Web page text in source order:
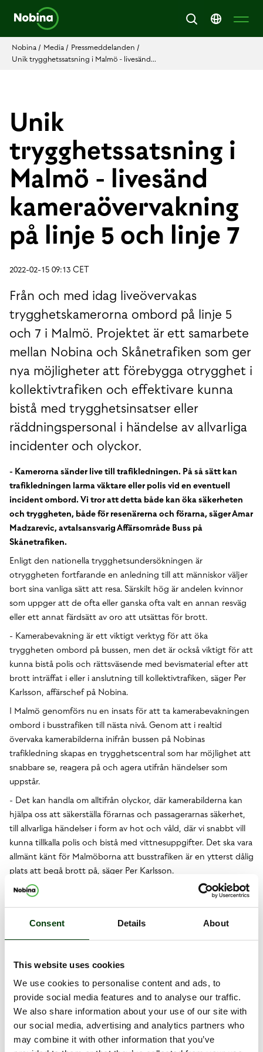
Consent Details About
This website uses cookies
We use cookies to personalise content and ads, to
provide social media features and to analyse our traffic.
We also share information about your use of our site with
our social media, advertising and analytics partners who
may combine it with other information that you’ve
Nobina / Media / Pressmeddelanden /
Unik trygghetssatsning i Malmö - livesänd...
Unik
trygghetssatsning i
Malmö - livesänd
kameraövervakning
på linje 5 och linje 7
2022-02-15 09:13 CET
Från och med idag liveövervakas
trygghetskamerorna ombord på linje 5
och 7 i Malmö. Projektet är ett samarbete
mellan Nobina och Skånetrafiken som ger
nya möjligheter att förebygga otrygghet i
kollektivtrafiken och effektivare kunna
bistå med trygghetsinsatser eller
räddningspersonal i händelse av allvarliga
incidenter och olyckor.
- Kamerorna sänder live till trafikledningen. På så sätt kan
trafikledningen larma väktare eller polis vid en eventuell
incident ombord. Vi tror att detta både kan öka säkerheten
och tryggheten, både för resenärerna och förarna, säger Amar
Madzarevic, avtalsansvarig Affärsområde Buss på
Skånetrafiken.
Enligt den nationella trygghetsundersökningen är
otryggheten fortfarande en anledning till att människor väljer
bort sina vanliga sätt att resa. Särskilt hög är andelen kvinnor
som uppger att de ofta eller ganska ofta valt en annan resväg
eller ett annat färdsätt av oro att utsättas för brott.
- Kamerabevakning är ett viktigt verktyg för att öka
tryggheten ombord på bussen, men det är också viktigt för att
kunna bistå polis och rättsväsende med bevismaterial efter att
brott inträffat i eller i anslutning till kollektivtrafiken, säger Per
Karlsson, affärschef på Nobina.
I Malmö genomförs nu en insats för att ta kamerabevakningen
ombord i busstrafiken till nästa nivå. Genom att i realtid
övervaka kamerabilderna inifrån bussen på Nobinas
trafikledning skapas en trygghetscentral som har möjlighet att
snabbare se, reagera på och agera utifrån händelser som
uppstår.
- Det kan handla om alltifrån olyckor, där kamerabilderna kan
hjälpa oss att säkerställa förarnas och passagerarnas säkerhet,
till allvarliga händelser i form av hot och våld, där vi snabbt vill
kunna tillkalla polis och bistå med vittnesuppgifter. Det ska vara
allmänt känt för Malmöborna att busstrafiken är en ytterst dålig
plats att begå brott på, säger Per Karlsson.
Livebevakningen sköts från Nobinas centrala trafikledning i
dygnet runt.
Fakta
gällande dataskyddslagstiftning
(dataskyddsförordningen/GDPR). Skånetrafiken är
personuppgiftsansvarig för kamerabevakningen och behöver
inte ansöka om tillstånd för kamerabevakning då de nyttjar det
s.k. ”kollektivtrafikundantaget” i kamerabevakningslagen. Det
innebär att tillstånd ej behövs om kamerabevakning sker i syfte